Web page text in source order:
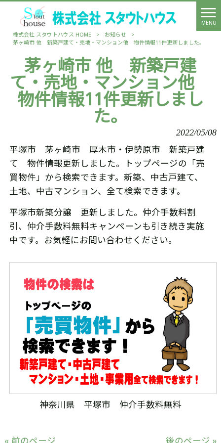
MENU
株式会社 スタウトハウス HOME
> お知らせ
>
茅ヶ崎市 他 新築戸建て・売地・マンション他 物件情報11件更新しました。
茅ヶ崎市 他 新築戸建
て・売地・マンション他
物件情報11件更新しまし
た。
2022/05/08
平塚市 茅ヶ崎市 厚木市・伊勢原市 新築戸建
て 物件情報更新しました。トップページの「売
買物件」から検索できます。新築、中古戸建て、
土地、中古マンション、全て検索できます。
平塚市新築分譲 更新しました。仲介手数料割
引、仲介手数料無料キャンペーンも引き続き実施
中です。お気軽にお問い合わせください。
神奈川県 平塚市 仲介手数料無料